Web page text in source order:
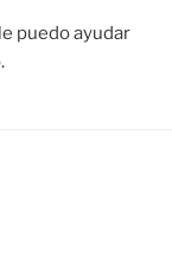
puedo ayudar